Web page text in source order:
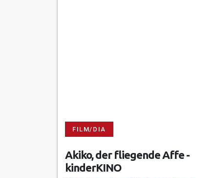
FILM/DIA
Akiko, der fliegende Affe -
kinderKINO